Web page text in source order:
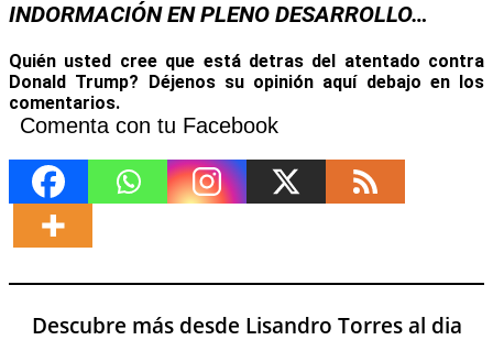
INDORMACIÓN EN PLENO DESARROLLO…
Quién usted cree que está detras del atentado contra
Donald Trump? Déjenos su opinión aquí debajo en los
comentarios.
Comenta con tu Facebook
Descubre más desde Lisandro Torres al dia